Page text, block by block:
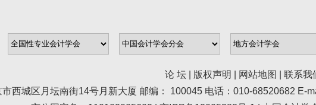
论 坛 版权声明 网站地图
联系我
西城区月坛南街14号月新大厦 邮编： 100045 电话：010-68520682 E-